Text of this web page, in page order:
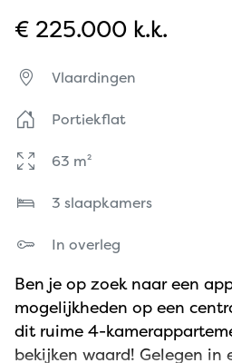
€ 225.000 k.k.
Vlaardingen
Portiekflat
63 m²
3 slaapkamers
In overleg
Ben je op zoek naar een
mogelijkheden op een
dit ruime 4-
bekijken waard! Gelegen in